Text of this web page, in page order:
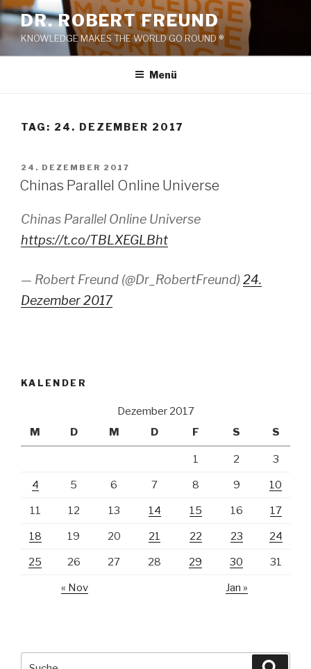
Zum
Inhalt
springen
DR. ROBERT FREUND
KNOWLEDGE MAKES THE WORLD GO ROUND ®
Menü
TAG: 24. DEZEMBER 2017
VERÖFFENTLICHT
AM
24. DEZEMBER 2017
Chinas Parallel Online Universe
Chinas Parallel Online Universe
https://t.co/TBLXEGLBht
— Robert Freund (@Dr_RobertFreund) 24.
Dezember 2017
KALENDER
Dezember 2017
M
D M D F S S
1 2 3
4 5 6 7 8 9 10
11 12 13 14 15 16 17
18 19 20 21 22 23 24
25 26 27 28 29 30 31
« Nov Jan »